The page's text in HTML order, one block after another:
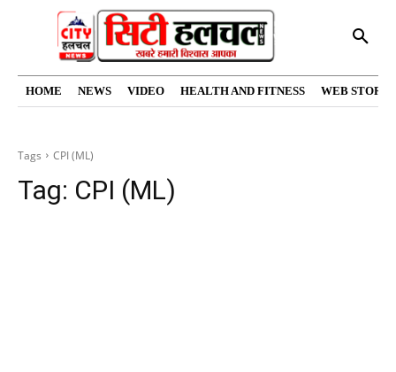
HOME NEWS VIDEO HEALTH AND FITNESS WEB
Tags CPI (ML)
Tag: CPI (ML)